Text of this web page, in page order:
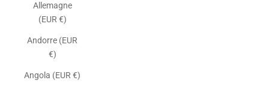
Allemagne
(EUR €)
Andorre (EUR
€)
Angola (EUR €)